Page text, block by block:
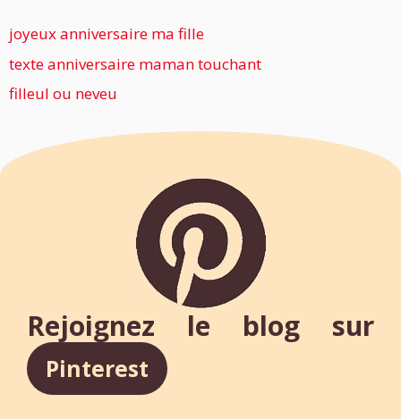
joyeux anniversaire ma fille
texte anniversaire maman touchant
filleul ou neveu
Rejoignez le blog sur
Pinterest